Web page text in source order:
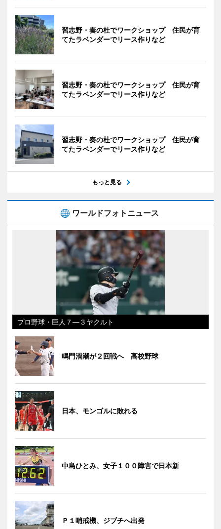
習志野・奏の杜でワークショップ 住民が育
てたラベンダーでリース作りなど
習志野・奏の杜でワークショップ 住民が育
てたラベンダーでリース作りなど
習志野・奏の杜でワークショップ 住民が育
てたラベンダーでリース作りなど
もっと見る
ワールドフォトニュース
プロ野球・巨人７―３ヤクルト
鳴門渦潮が２回戦へ 高校野球
日本、モンゴルに敗れる
中島ひとみ、女子１００障害で日本新
Ｐ１哨戒機、ジブチへ出発